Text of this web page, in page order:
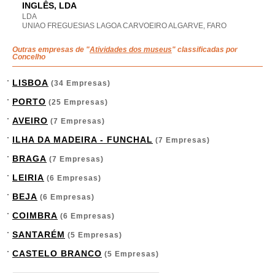
INGLÊS, LDA
LDA
UNIAO FREGUESIAS LAGOA CARVOEIRO ALGARVE, FARO
Outras empresas de "Atividades dos museus" classificadas por
Concelho
LISBOA (34 Empresas)
PORTO (25 Empresas)
AVEIRO (7 Empresas)
ILHA DA MADEIRA - FUNCHAL (7 Empresas)
BRAGA (7 Empresas)
LEIRIA (6 Empresas)
BEJA (6 Empresas)
COIMBRA (6 Empresas)
SANTARÉM (5 Empresas)
CASTELO BRANCO (5 Empresas)